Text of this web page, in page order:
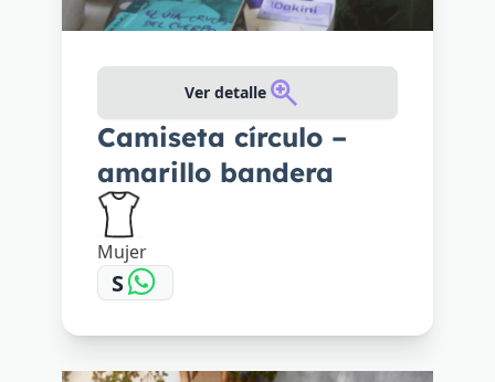
Ver detalle
Camiseta círculo –
amarillo bandera
Mujer
S